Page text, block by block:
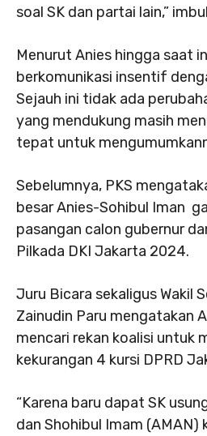
soal SK dan partai lain,”
Menurut Anies hingga saat
berkomunikasi insentif
Sejauh ini tidak ada
yang mendukung masih
tepat untuk
Sebelumnya, PKS
besar Anies-Sohibul Iman
pasangan calon gubernur
Pilkada DKI Jakarta 2024.
Juru Bicara sekaligus Wakil
Zainudin Paru mengatakan
mencari rekan koalisi untuk
kekurangan 4 kursi DPRD
“Karena baru dapat SK
dan Shohibul Imam (AMAN)